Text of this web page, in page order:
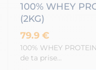
100% WHEY
(2KG)
79.9 €
100% WHEY
de ta prise…